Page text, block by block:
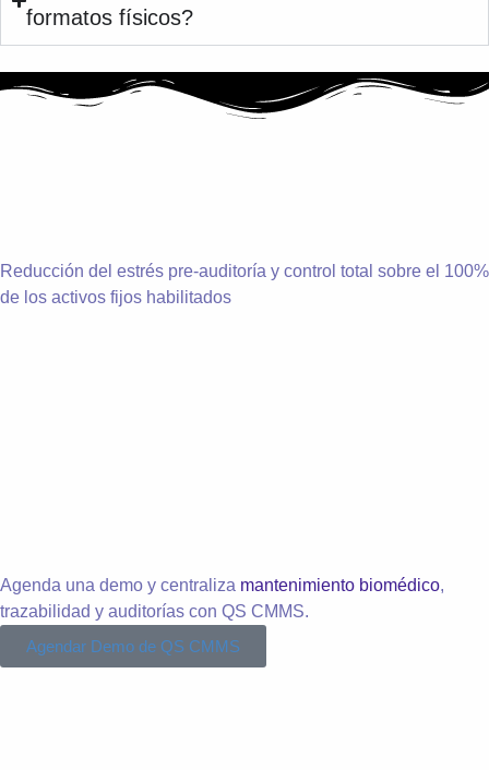
formatos físicos?
Reducción del estrés pre-auditoría y control total sobre el 100%
de los activos fijos habilitados
Agenda una demo y centraliza mantenimiento biomédico,
trazabilidad y auditorías con QS CMMS.
Agendar Demo de QS CMMS